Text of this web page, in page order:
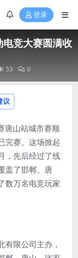
登录
电竞大赛圆满收
53 0
议
唐山站城市赛顺
完赛。这场掀起
，先后经过了线
盖了邯郸、唐
数万名电竞玩家
限公司主办，